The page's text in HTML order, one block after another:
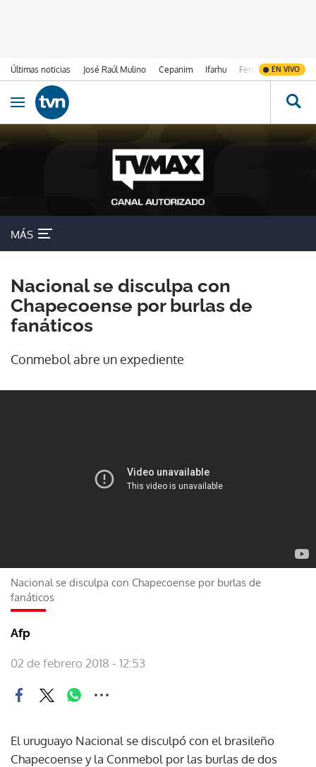
Últimas noticias José Raúl Mulino Cepanim Ifarhu Fenómeno de El
EN VIVO
Ir al contenido
Obrir navegació
MÁS
Nacional se disculpa con
Chapecoense por burlas de
fanáticos
Conmebol abre un expediente
Nacional se disculpa con Chapecoense por burlas de
fanáticos
Afp
02 de febrero 2018 - 12:53
El uruguayo Nacional se disculpó con el brasileño
Chapecoense y la Conmebol por las burlas de dos